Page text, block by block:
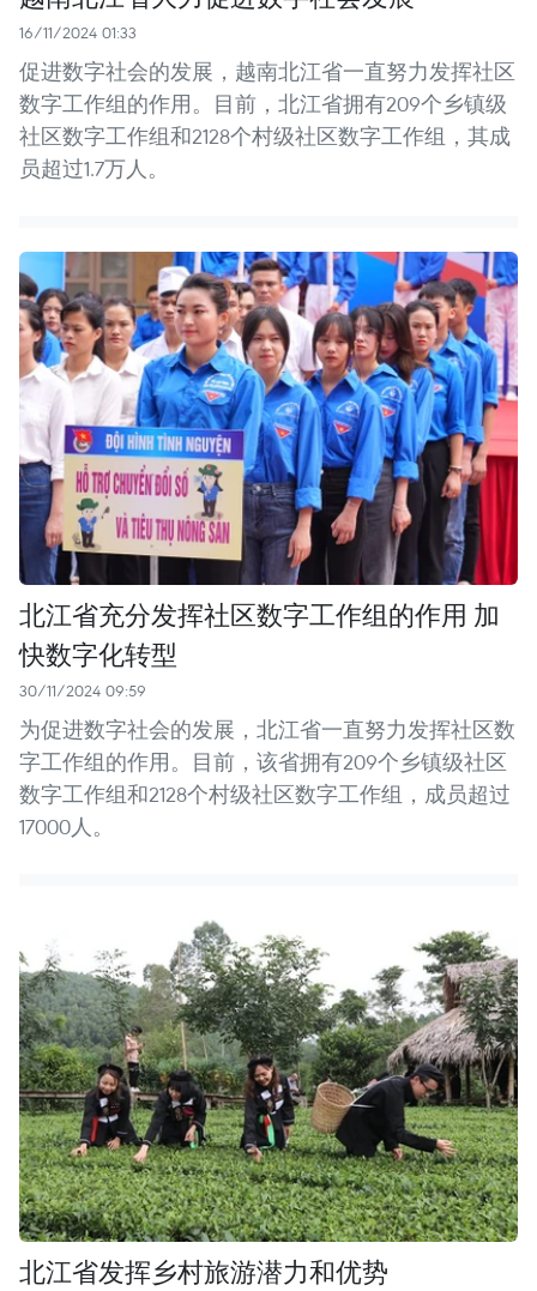
16/11/2024 01:33
促进数字社会的发展，越南北江省一直努力发挥社区
数字工作组的作用。目前，北江省拥有209个乡镇级
社区数字工作组和2128个村级社区数字工作组，其成
员超过1.7万人。
北江省充分发挥社区数字工作组的作用 加
快数字化转型
30/11/2024 09:59
为促进数字社会的发展，北江省一直努力发挥社区数
字工作组的作用。目前，该省拥有209个乡镇级社区
数字工作组和2128个村级社区数字工作组，成员超过
17000人。
北江省发挥乡村旅游潜力和优势